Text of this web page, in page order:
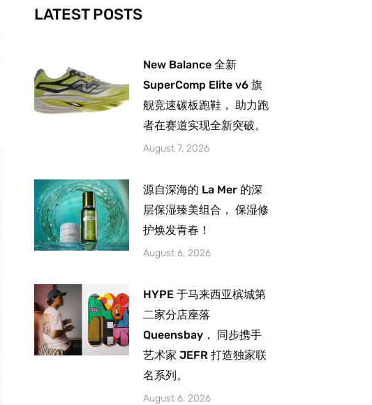
-
f
m
LATEST POSTS
New Balance 全新
SuperComp Elite v6 旗
舰竞速碳板跑鞋， 助力跑
者在赛道实现全新突破。
August 7, 2026
源自深海的 La Mer 的深
层保湿臻美组合， 保湿修
护焕发青春！
August 6, 2026
HYPE 于马来西亚槟城第
二家分店座落
Queensbay， 同步携手
艺术家 JEFR 打造独家联
名系列。
August 6, 2026